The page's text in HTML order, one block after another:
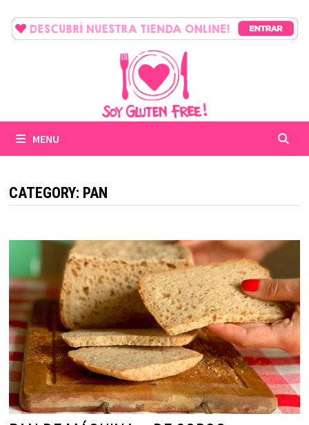
MENU
CATEGORY: PAN